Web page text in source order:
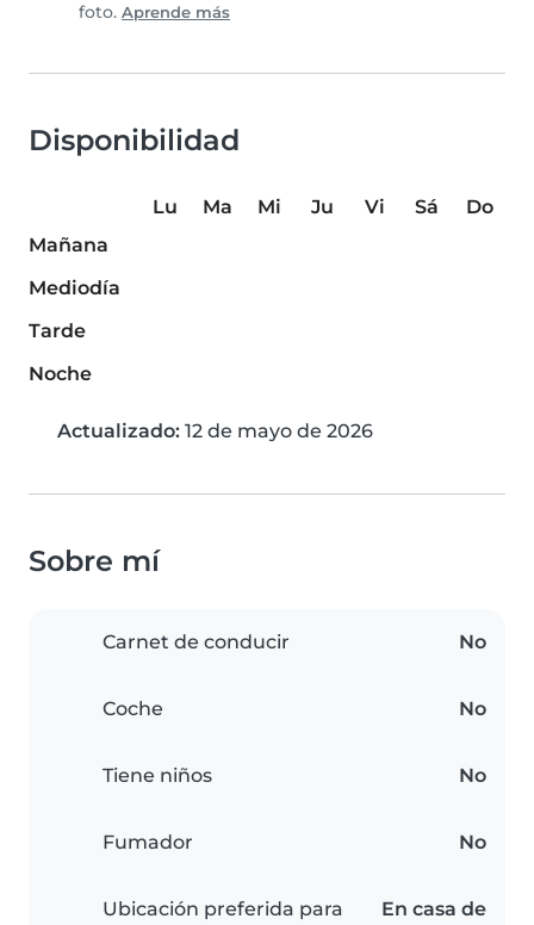
foto. Aprende más
Disponibilidad
Lu Ma Mi Ju Vi Sá
Do
Mañana
Mediodía
Tarde
Noche
Actualizado: 12 de mayo de 2026
Sobre mí
Carnet de conducir No
Coche No
Tiene niños No
Fumador No
Ubicación preferida para
En casa de